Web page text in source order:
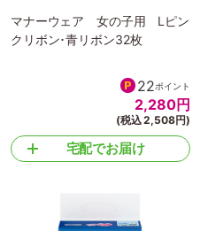
マナーウェア 女の子用 Lピン
クリボン･青リボン32枚
22ポイント
2,280円
(税込 2,508円)
宅配でお届け